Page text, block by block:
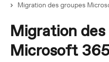
Migration des groupes
Migration
Microsoft